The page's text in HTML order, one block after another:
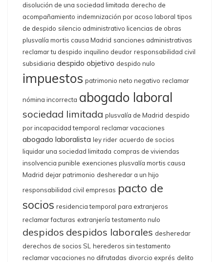
disolución de una sociedad limitada derecho de
acompañamiento indemnización por acoso laboral tipos
de despido silencio administrativo licencias de obras
plusvalía mortis causa Madrid sanciones administrativas
reclamar tu despido inquilino deudor responsabilidad civil
subsidiaria despido objetivo despido nulo
impuestos patrimonio neto negativo reclamar
nómina incorrecta abogado laboral
sociedad limitada plusvalía de Madrid despido
por incapacidad temporal reclamar vacaciones
abogado laboralista ley rider acuerdo de socios
liquidar una sociedad limitada compras de viviendas
insolvencia punible exenciones plusvalía mortis causa
Madrid dejar patrimonio desheredar a un hijo
responsabilidad civil empresas pacto de
socios residencia temporal para extranjeros
reclamar facturas extranjería testamento nulo
despidos despidos laborales desheredar
derechos de socios SL herederos sin testamento
reclamar vacaciones no difrutadas divorcio exprés delito